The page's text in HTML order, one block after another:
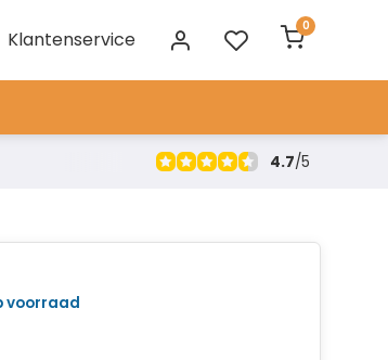
Klantenservice
0
4.7/5
voorraad